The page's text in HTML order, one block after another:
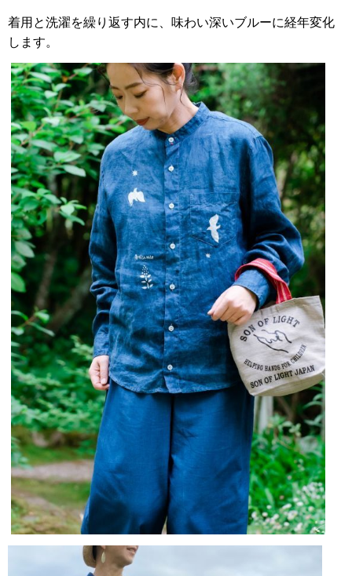
着用と洗濯を繰り返す内に、味わい深いブルーに経年変化
します。